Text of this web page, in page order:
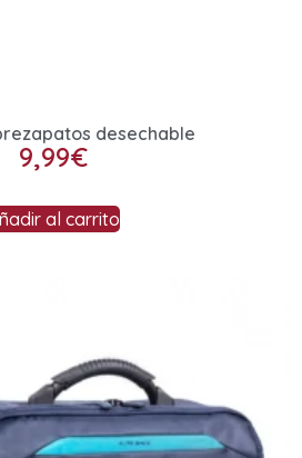
desechable
9,99€
al carrito